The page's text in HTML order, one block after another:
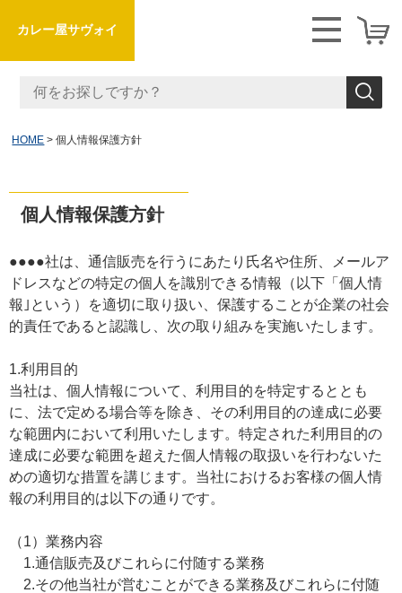
カレー屋サヴォイ
HOME 個人情報保護方針
個人情報保護方針
●●●●社は、通信販売を行うにあたり氏名や住所、メールア
ドレスなどの特定の個人を識別できる情報（以下「個人情
報｣という）を適切に取り扱い、保護することが企業の社会
的責任であると認識し、次の取り組みを実施いたします。
1.利用目的
当社は、個人情報について、利用目的を特定するととも
に、法で定める場合等を除き、その利用目的の達成に必要
な範囲内において利用いたします。特定された利用目的の
達成に必要な範囲を超えた個人情報の取扱いを行わないた
めの適切な措置を講じます。当社におけるお客様の個人情
報の利用目的は以下の通りです。
（1）業務内容
1.通信販売及びこれらに付随する業務
2.その他当社が営むことができる業務及びこれらに付随